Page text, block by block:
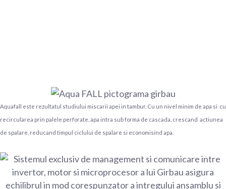
Aquafall este rezultatul studiului miscarii apei in tambur. Cu un nivel minim de apa si cu
recircularea prin palele perforate, apa intra sub forma de cascada, crescand actiunea
de spalare, reducand timpul ciclului de spalare si economisind apa.